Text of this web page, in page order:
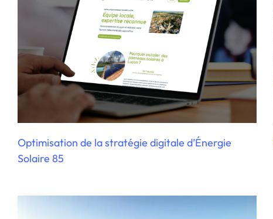
Optimisation de la stratégie digitale d’Énergie
Solaire 85
Service marketing digital externalisé pour